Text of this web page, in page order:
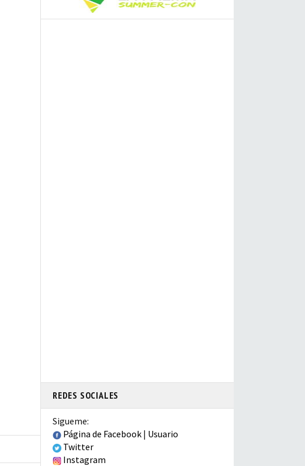
REDES SOCIALES
Sigueme:
Página de Facebook | Usuario
Twitter
Instagram